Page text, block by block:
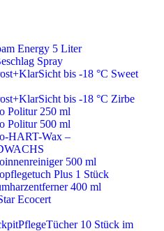
Energy 5 Liter
Spray
bis -18 °C Sweet
bis -18 °C Zirbe
Politur 250 ml
Politur 500 ml
HART-Wax –
500 ml
Plus 1 Stück
400 ml
Ecocert
10 Stück im